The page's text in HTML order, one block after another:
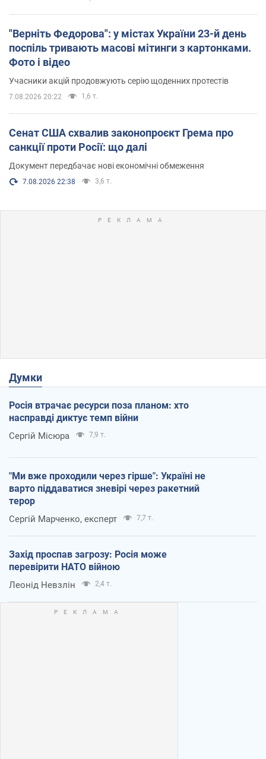
"Верніть Федорова": у містах України 23-й день
поспіль тривають масові мітинги з картонками.
Фото і відео
Учасники акцій продовжують серію щоденних протестів
7.08.2026 20:22 1,6 т.
Сенат США схвалив законопроєкт Грема про
санкції проти Росії: що далі
Документ передбачає нові економічні обмеження
7.08.2026 22:38 3,6 т.
Думки
Росія втрачає ресурси поза планом: хто
насправді диктує темп війни
Сергій Місюра 7,9 т.
"Ми вже проходили через гірше": Україні не
варто піддаватися зневірі через ракетний
терор
Сергій Марченко, експерт 7,7 т.
Захід проспав загрозу: Росія може
перевірити НАТО війною
Леонід Невзлін 2,4 т.